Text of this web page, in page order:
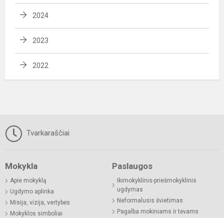
2024
2023
2022
Tvarkaraščiai
Mokykla
Apie mokyklą
Ugdymo aplinka
Misija, vizija, vertybės
Mokyklos simboliai
Paslaugos
Ikimokyklinis-priešmokyklinis
ugdymas
Neformalusis švietimas
Pagalba mokiniams ir tėvams